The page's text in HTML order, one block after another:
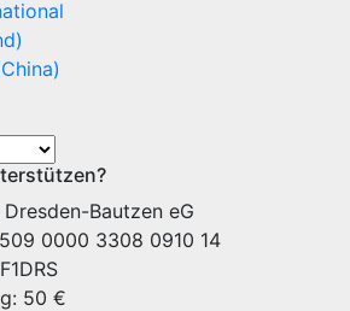
Dresden-Bautzen eG
0000 3308 0910 14
50 €